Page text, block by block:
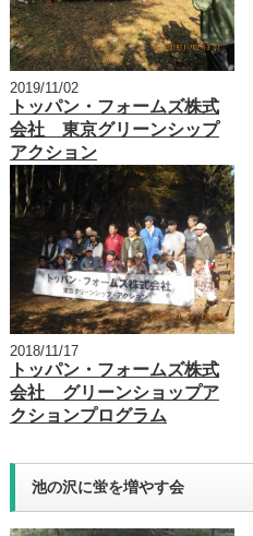
2019/11/02
トッパン・フォームズ株式
会社 東京グリーンシップ
アクション
2018/11/17
トッパン・フォームズ株式
会社 グリーンショップア
クションプログラム
池の沢に蛍を増やす会